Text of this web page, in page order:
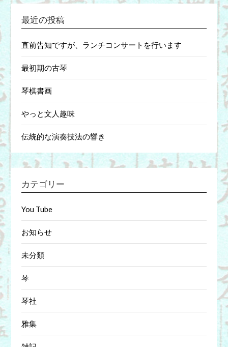
最近の投稿
直前告知ですが、ランチコンサートを行います
最初期の古琴
琴棋書画
やっと文人趣味
伝統的な演奏技法の響き
カテゴリー
You Tube
お知らせ
未分類
琴
琴社
雅集